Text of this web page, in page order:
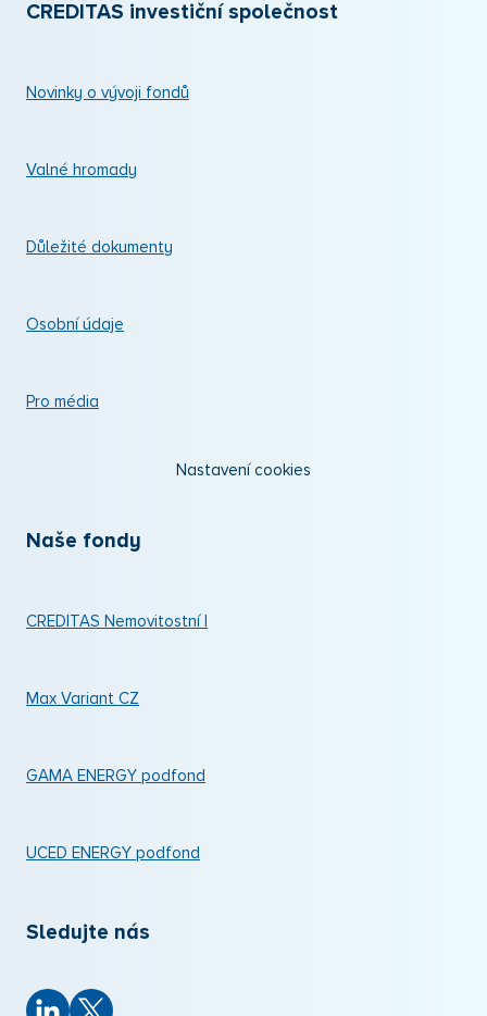
CREDITAS investiční společnost
Novinky o vývoji fondů
Valné hromady
Důležité dokumenty
Osobní údaje
Pro média
Nastavení cookies
Naše fondy
CREDITAS Nemovitostní I
Max Variant CZ
GAMA ENERGY podfond
UCED ENERGY podfond
Sledujte nás